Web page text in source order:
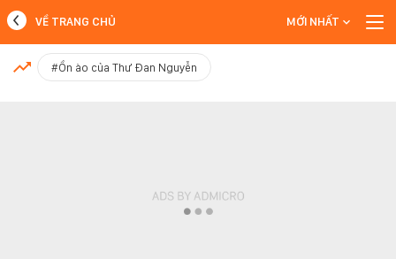
MỚI NHẤT
VỀ TRANG CHỦ MỚI NHẤT
#Ồn ào của Thư Đan Nguyễn